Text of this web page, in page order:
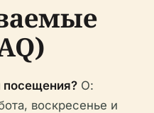
О:
воскресенье и